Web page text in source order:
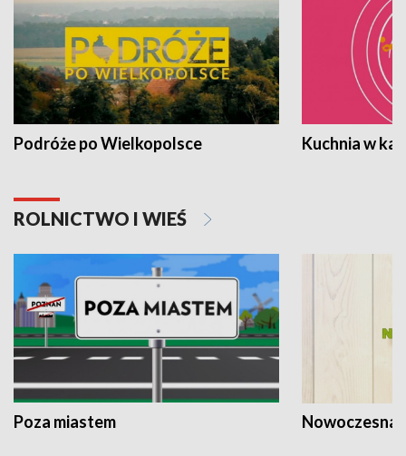
Podróże po Wielkopolsce Kuchnia w
ROLNICTWO I WIEŚ
Poza miastem Nowoczesna